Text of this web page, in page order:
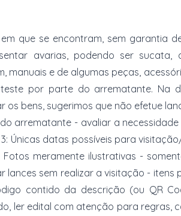
que se encontram, sem garantia
avarias, podendo ser sucata,
manuais e de algumas peças,
por parte do arrematante. Na
bens, sugerimos que não efetue
arrematante - avaliar a
Únicas datas possíveis para
meramente ilustrativas -
lances sem realizar a visitação - itens
contido da descrição (ou QR
ler edital com atenção para regras,